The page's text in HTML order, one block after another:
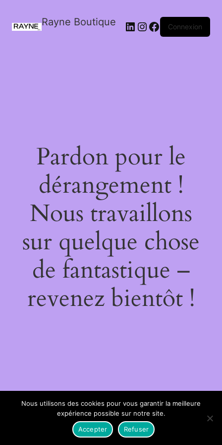
Rayne Boutique Connexion
Pardon pour le
dérangement !
Nous travaillons
sur quelque chose
de fantastique –
revenez bientôt !
Nous utilisons des cookies pour vous garantir la meilleure
expérience possible sur notre site.
Accepter
Refuser